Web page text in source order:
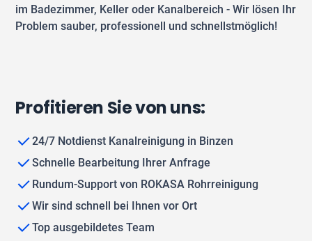
im Badezimmer, Keller oder Kanalbereich - Wir lösen Ihr
Problem sauber, professionell und schnellstmöglich!
Profitieren Sie von uns:
24/7 Notdienst Kanalreinigung in Binzen
Schnelle Bearbeitung Ihrer Anfrage
Rundum-Support von ROKASA Rohrreinigung
Wir sind schnell bei Ihnen vor Ort
Top ausgebildetes Team